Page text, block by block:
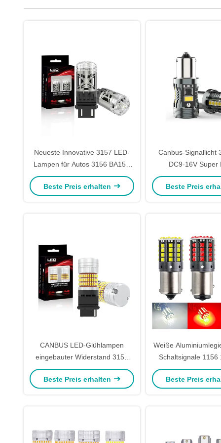
Neueste Innovative 3157 LED-
Lampen für Autos 3156 BA15S
1600LM 12V 24V für Autobremse
Stoppsignal rückwärts mit 7035
Beste Preis erhalten
Canbus-Signallicht
DC9-16V Super
Fehlerfreie Blinker
Beste Preis
CANBUS LED-Glühlampen
eingebauter Widerstand 3156
3157 3156K P27W T25 mit 3014
LED-Chips 27W 1000LM Weißer
Beste Preis erhalten
Weiße
Schaltsignale 1156
3030 44SMD
24V
Beste Preis